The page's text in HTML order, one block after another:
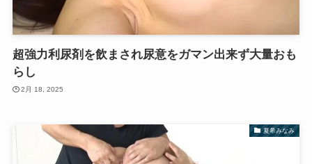
超強力利尿剤を飲まされ尿意をガマン出来ず大量おも
らし
2月 18, 2025
夏希みなみ